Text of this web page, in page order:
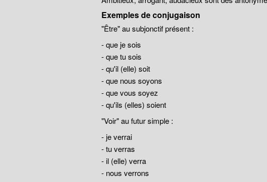
Exemples de conjugaison
"Être" au subjonctif présent :
- que je sois
- que tu sois
- qu'il (elle) soit
- que nous soyons
- que vous soyez
- qu'ils (elles) soient
"Voir" au futur simple :
- je verrai
- tu verras
- il (elle) verra
- nous verrons